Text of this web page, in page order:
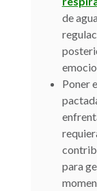
de
Poner
para